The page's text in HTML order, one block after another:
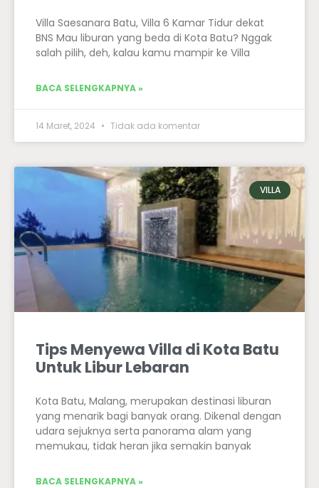
Villa Saesanara Batu, Villa 6 Kamar Tidur dekat
BNS Mau liburan yang beda di Kota Batu? Nggak
salah pilih, deh, kalau kamu mampir ke Villa
BACA SELENGKAPNYA »
14 Maret, 2024 Tidak ada komentar
VILLA
Tips Menyewa Villa di Kota Batu
Untuk Libur Lebaran
Kota Batu, Malang, merupakan destinasi liburan
yang menarik bagi banyak orang. Dikenal dengan
udara sejuknya serta panorama alam yang
memukau, tidak heran jika semakin banyak
BACA SELENGKAPNYA »